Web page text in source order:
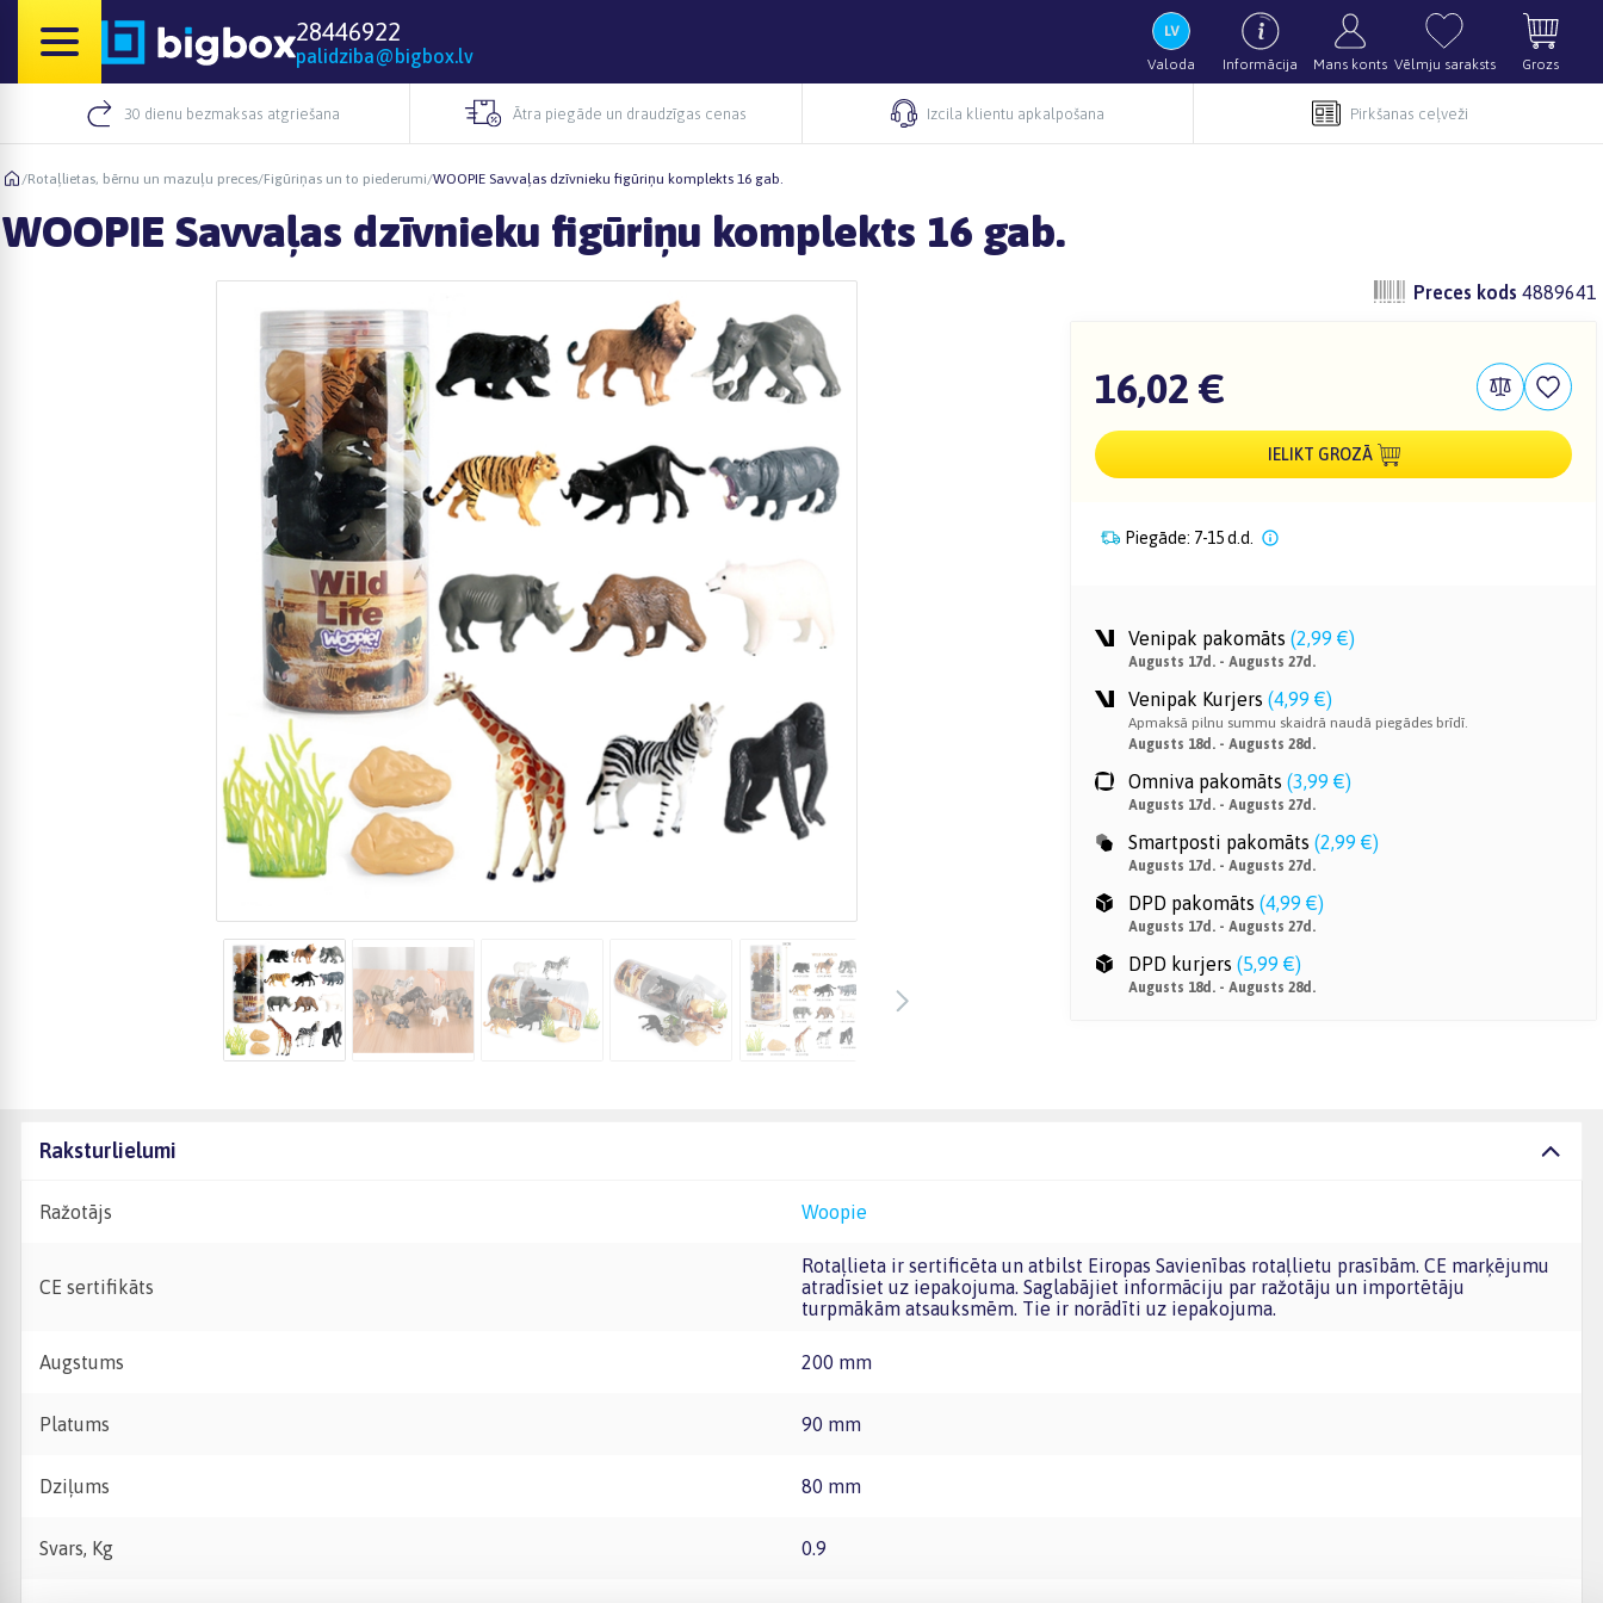
28446922
palidziba@bigbox.lv Valoda Informācija Mans konts Vēlmju saraksts Grozs
30 dienu bezmaksas atgriešana Ātra piegāde un draudzīgas cenas Izcila klientu apkalpošana Pirkšanas ceļveži
/Rotaļlietas, bērnu un mazuļu preces/Figūriņas un to piederumi/WOOPIE Savvaļas dzīvnieku figūriņu komplekts 16 gab.
WOOPIE Savvaļas dzīvnieku figūriņu komplekts 16 gab.
Preces kods 4889641
16,02 €
IELIKT GROZĀ
Piegāde: 7-15 d.d.
Venipak pakomāts (2,99 €)
Augusts 17d. - Augusts 27d.
Venipak Kurjers (4,99 €)
Apmaksā pilnu summu skaidrā naudā piegādes brīdī.
Augusts 18d. - Augusts 28d.
Omniva pakomāts (3,99 €)
Augusts 17d. - Augusts 27d.
Smartposti pakomāts (2,99 €)
Augusts 17d. - Augusts 27d.
DPD pakomāts (4,99 €)
Augusts 17d. - Augusts 27d.
DPD kurjers (5,99 €)
Augusts 18d. - Augusts 28d.
Raksturlielumi
Ražotājs Woopie
CE sertifikāts
Rotaļlieta ir sertificēta un atbilst Eiropas Savienības rotaļlietu prasībām. CE marķējumu
atradīsiet uz iepakojuma. Saglabājiet informāciju par ražotāju un importētāju
turpmākām atsauksmēm. Tie ir norādīti uz iepakojuma.
Augstums 200 mm
Platums 90 mm
Dziļums 80 mm
Svars, Kg 0.9